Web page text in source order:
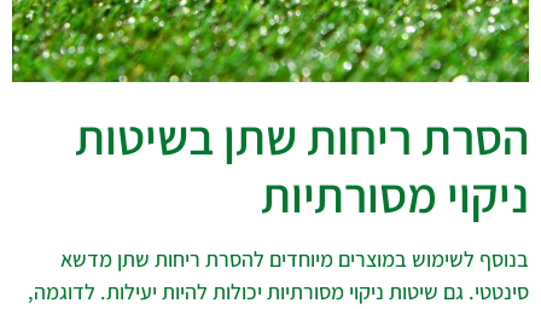
הסרת ריחות שתן בשיטות
ניקוי מסורתיות
בנוסף לשימוש במוצרים מיוחדים להסרת ריחות שתן מדשא
סינטטי. גם שיטות ניקוי מסורתיות יכולות להיות יעילות. לדוגמה,